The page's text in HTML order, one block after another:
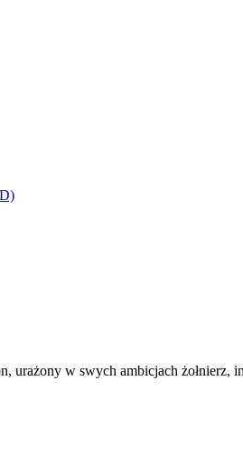
urażony w swych ambicjach